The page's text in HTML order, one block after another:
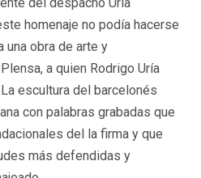
homenaje no podía hacerse
una obra de arte y
a quien Rodrigo Uría
escultura del barcelonés
con palabras grabadas que
del la firma y que
más defendidas y